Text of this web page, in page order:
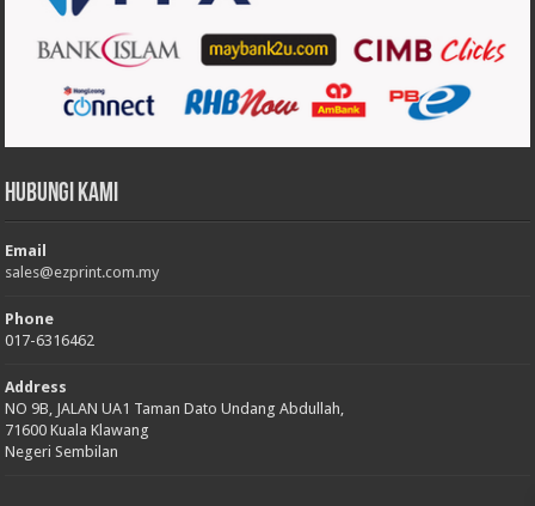
Hubungi Kami
Email
sales@ezprint.com.my
Phone
017-6316462
Address
NO 9B, JALAN UA1 Taman Dato Undang Abdullah,
71600 Kuala Klawang
Negeri Sembilan